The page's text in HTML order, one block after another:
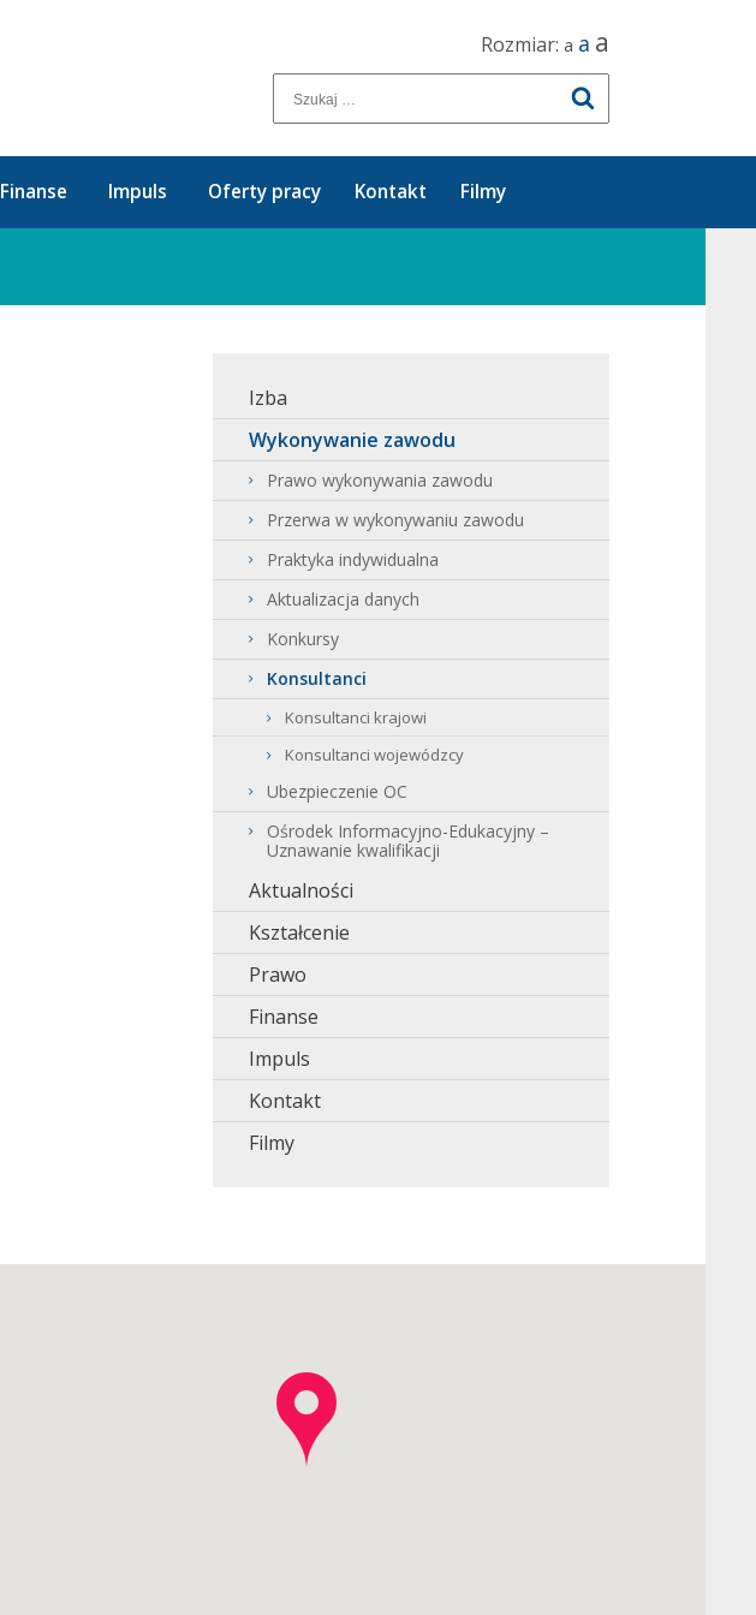
Rozmiar: a a a
Finanse Impuls Oferty pracy Kontakt Filmy
Izba
Wykonywanie zawodu
Prawo wykonywania zawodu
Przerwa w wykonywaniu zawodu
Praktyka indywidualna
Aktualizacja danych
Konkursy
Konsultanci
Konsultanci krajowi
Konsultanci wojewódzcy
Ubezpieczenie OC
Ośrodek Informacyjno-Edukacyjny –
Uznawanie kwalifikacji
Aktualności
Kształcenie
Prawo
Finanse
Impuls
Kontakt
Filmy